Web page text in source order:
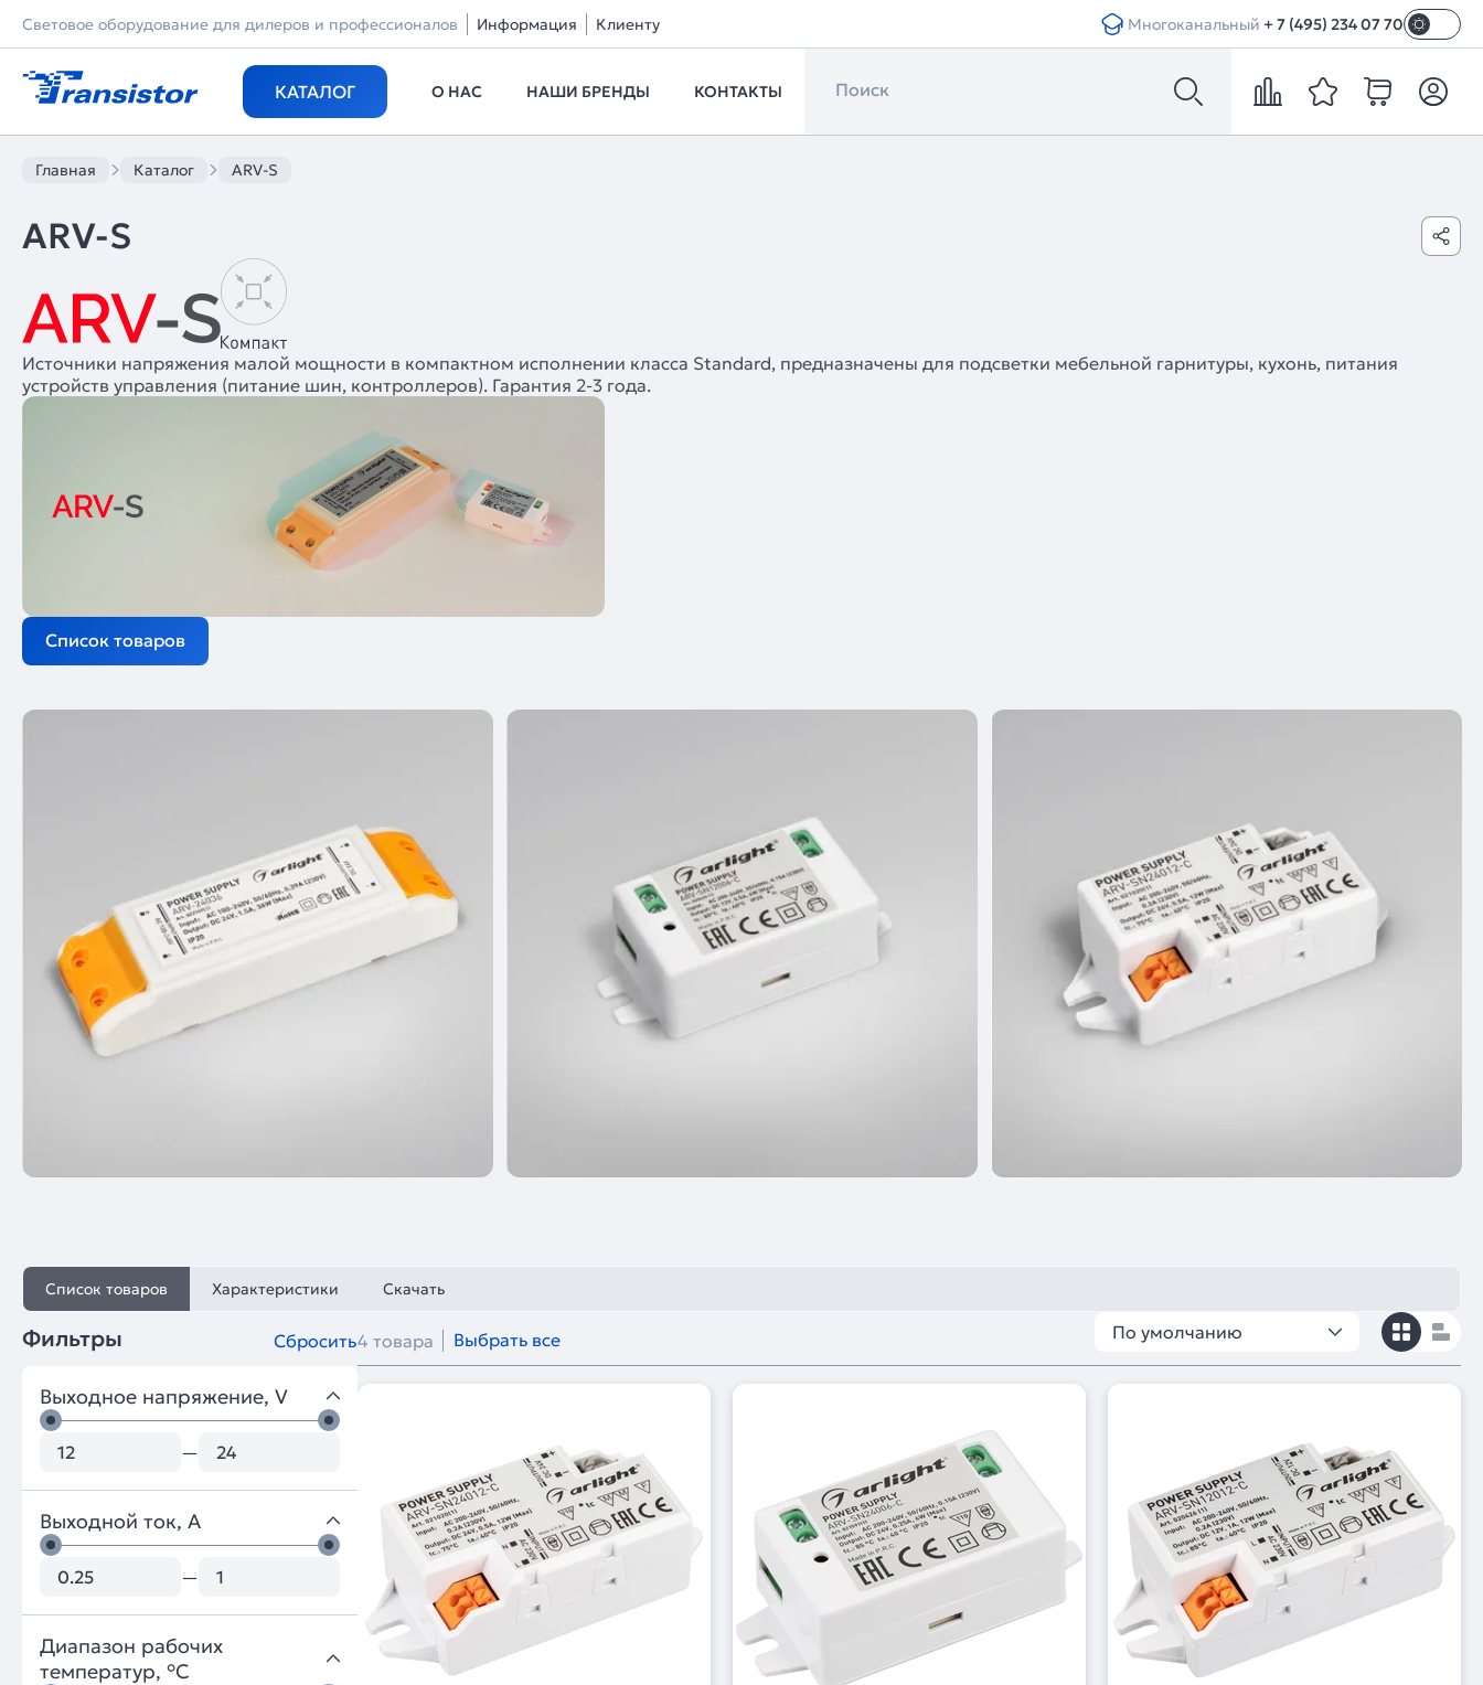
Световое оборудование для дилеров и профессионалов Информация Клиенту Многоканальный + 7 (495) 234 07 70
КАТАЛОГ О НАС НАШИ БРЕНДЫ КОНТАКТЫ
Главная Каталог ARV-S
ARV-S
Источники напряжения малой мощности в компактном исполнении класса Standard, предназначены для подсветки мебельной гарнитуры, кухонь, питания
устройств управления (питание шин, контроллеров). Гарантия 2-3 года.
Список товаров
Список товаров Характеристики Скачать
Фильтры Сбросить
Выходное напряжение, V
—
Выходной ток, A
—
Диапазон рабочих
температур, °C
4 товара Выбрать все По умолчанию